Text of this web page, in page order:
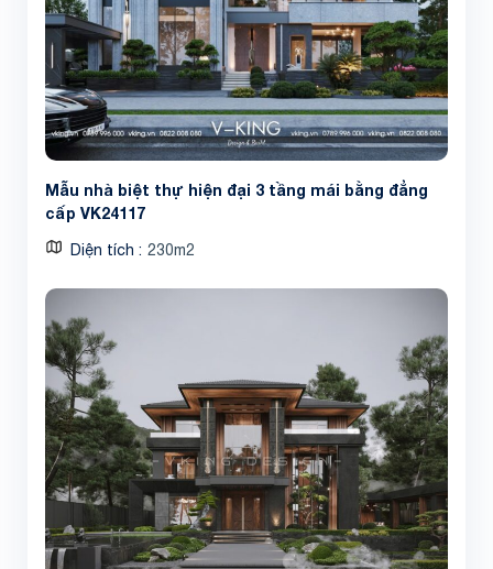
Mẫu nhà biệt thự hiện đại 3 tầng mái bằng đẳng
cấp VK24117
Diện tích 230m2